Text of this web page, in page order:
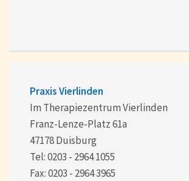
Praxis Vierlinden
Im Therapiezentrum Vierlinden
Franz-Lenze-Platz 61a
47178 Duisburg
Tel: 0203 - 2964 1055
Fax: 0203 - 2964 3965